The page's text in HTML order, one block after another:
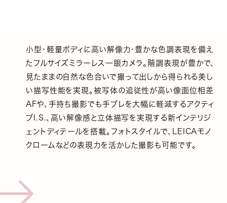
小型・軽量ボディに高い解像力・豊かな色調表現を備え
たフルサイズミラーレス一眼カメラ。階調表現が豊かで、
見たままの自然な色合いで撮って出しから得られる美し
い描写性能を実現。被写体の追従性が高い像面位相差
AFや、手持ち撮影でも手ブレを大幅に軽減するアクティ
ブI.S.、高い解像感と立体描写を実現する新インテリジ
ェントディテールを搭載。フォトスタイルで、LEICAモノ
クロームなどの表現力を活かした撮影も可能です。